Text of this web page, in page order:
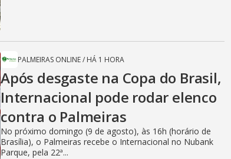
PALMEIRAS ONLINE/ HÁ 1 HORA
Após desgaste na Copa do Brasil,
Internacional pode rodar elenco
contra o Palmeiras
No próximo domingo (9 de agosto), às 16h (horário de
Brasília), o Palmeiras recebe o Internacional no Nubank
Parque, pela 22ª...